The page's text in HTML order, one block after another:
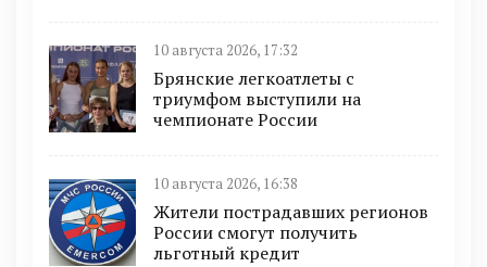
10 августа 2026, 17:32
Брянские легкоатлеты с
триумфом выступили на
чемпионате России
10 августа 2026, 16:38
Жители пострадавших регионов
России смогут получить
льготный кредит